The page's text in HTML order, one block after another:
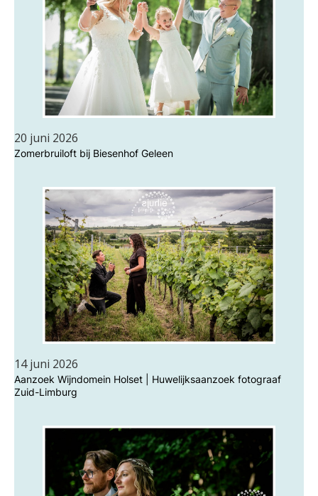
20 juni 2026
Zomerbruiloft bij Biesenhof Geleen
14 juni 2026
Aanzoek Wijndomein Holset | Huwelijksaanzoek fotograaf
Zuid-Limburg